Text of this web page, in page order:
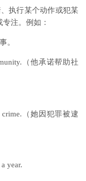
执行某个动作或犯某
注。例如：
。
（他承诺帮助社
crime.（她因犯罪被逮
year.